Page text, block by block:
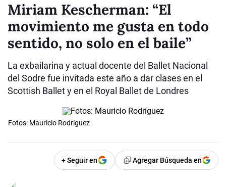
Miriam Kescherman: “El
movimiento me gusta en todo
sentido, no solo en el baile”
La exbailarina y actual docente del Ballet Nacional
del Sodre fue invitada este año a dar clases en el
Scottish Ballet y en el Royal Ballet de Londres
Fotos: Mauricio Rodríguez
+ Seguir en Agregar Búsqueda en